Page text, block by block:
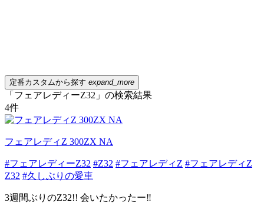
定番カスタムから探す expand_more
「フェアレディーZ32」の検索結果
4件
フェアレディZ 300ZX NA
#フェアレディーZ32 #Z32 #フェアレディZ #フェアレディZ
Z32 #久しぶりの愛車
3週間ぶりのZ32!! 会いたかったー‼︎